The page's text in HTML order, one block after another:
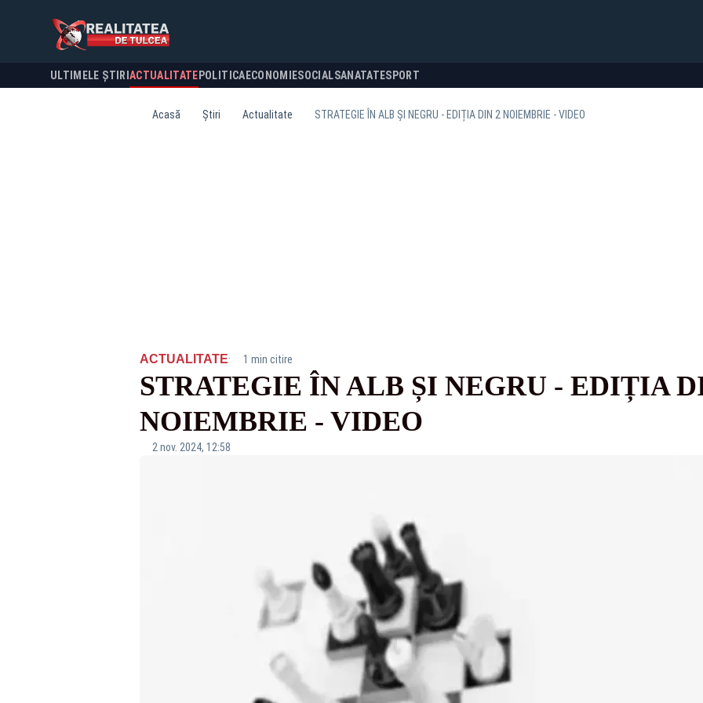
ULTIMELE ȘTIRI ACTUALITATE POLITICA ECONOMIESOCIALSANATATESPORT
Acasă Știri Actualitate STRATEGIE ÎN ALB ȘI NEGRU - EDIȚIA DIN 2 NOIEMBRIE - VIDEO
ACTUALITATE· 1 min citire
STRATEGIE ÎN ALB ȘI NEGRU - EDIȚIA
NOIEMBRIE - VIDEO
2 nov. 2024, 12:58